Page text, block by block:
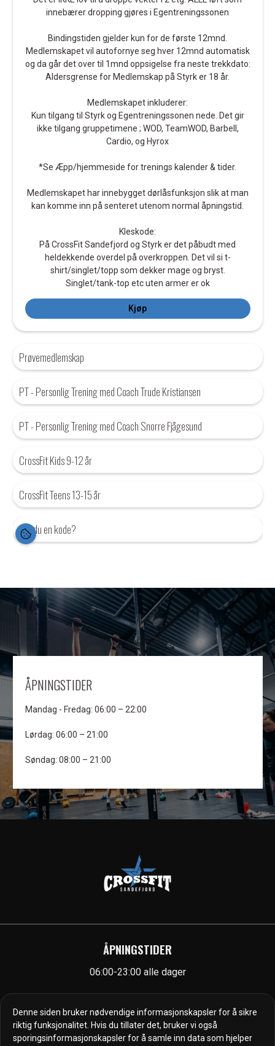
ÅPNINGSTIDER
Mandag - Fredag: 06:00 – 22:00
Lørdag: 06:00 – 21:00
Søndag: 08:00 – 21:00
ÅPNINGSTIDER
06:00-23:00 alle dager
KONTAKT
post@cfsfj.no
Hinderveien 1, 3223 Sandefjord
Denne siden bruker nødvendige informasjonskapsler for å sikre
riktig funksjonalitet. Hvis du tillater det, bruker vi også
sporingsinformasjonskapsler for å samle inn data som hjelper